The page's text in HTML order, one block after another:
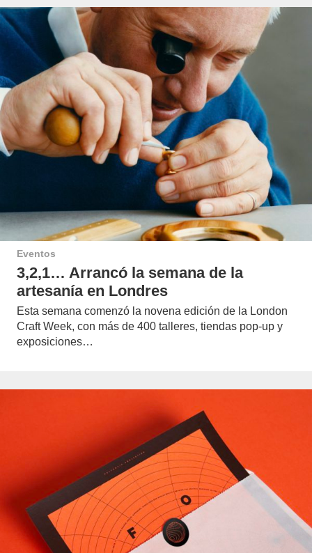
Eventos
3,2,1… Arrancó la semana de la
artesanía en Londres
Esta semana comenzó la novena edición de la London
Craft Week, con más de 400 talleres, tiendas pop-up y
exposiciones…